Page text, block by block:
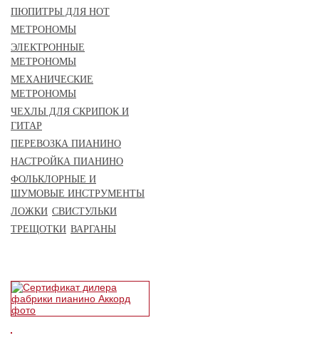
ПЮПИТРЫ ДЛЯ НОТ
МЕТРОНОМЫ
ЭЛЕКТРОННЫЕ
МЕТРОНОМЫ
МЕХАНИЧЕСКИЕ
МЕТРОНОМЫ
ЧЕХЛЫ ДЛЯ СКРИПОК И
ГИТАР
ПЕРЕВОЗКА ПИАНИНО
НАСТРОЙКА ПИАНИНО
ФОЛЬКЛОРНЫЕ И
ШУМОВЫЕ ИНСТРУМЕНТЫ
ЛОЖКИ СВИСТУЛЬКИ
ТРЕЩОТКИ ВАРГАНЫ